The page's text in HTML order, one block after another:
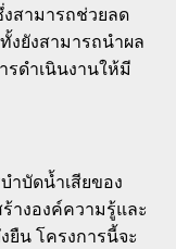
สามารถช่วยลด
งยังสามารถนำผล
รดำเนินงานให้มี
ำบัดน้ำเสียของ
างองค์ความรู้และ
ยืน โครงการนี้จะ